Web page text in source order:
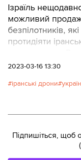
Ізраїль
можливий
безпілотників,
протидіяти
2023-03-16 13:30
іранські дрони
Підпишіться, щоб